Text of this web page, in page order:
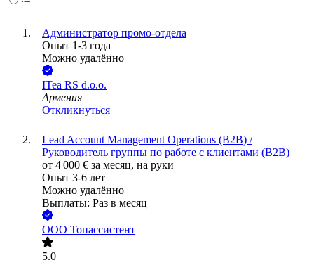
Администратор промо-отдела
Опыт 1-3 года
Можно удалённо
ITea RS d.o.o.
Армения
Откликнуться
Lead Account Management Operations (B2B) /
Руководитель группы по работе с клиентами (B2B)
от 4 000 € за месяц, на руки
Опыт 3-6 лет
Можно удалённо
Выплаты: Раз в месяц
ООО Топассистент
5.0